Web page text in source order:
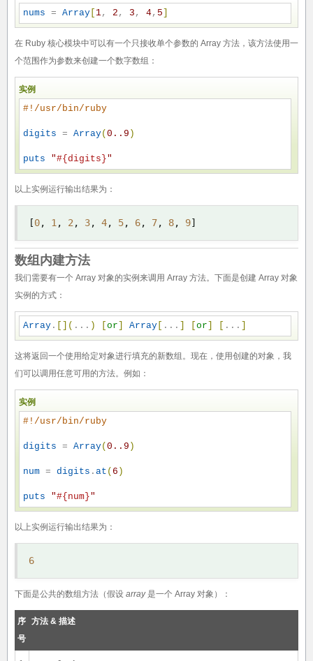
nums = Array 1, 2 , 3 , 4, 5
在 Ruby 核心模块中可以有一个只接收单个参数的 Array 方法，该方法使用一
个范围作为参数来创建一个数字数组：
实例
# !/usr/bin/ruby
digits = Array( 0. .9 )
puts "#{digits}"
以上实例运行输出结果为：
[0, 1 , 2 , 3, 4, 5, 6, 7, 8, 9]
数组内建方法
我们需要有一个 Array 对象的实例来调用 Array 方法。下面是创建 Array 对象
实例的方式：
Array . ( ... ) or Array ... or ...
这将返回一个使用给定对象进行填充的新数组。现在，使用创建的对象，我
们可以调用任意可用的方法。例如：
实例
# !/usr/bin/ruby
digits = Array( 0. .9 )
num = digits . at ( 6 )
puts "#{num}"
以上实例运行输出结果为：
6
下面是公共的数组方法（假设 array是一个 Array 对象）：
序
号
方法 & 描述